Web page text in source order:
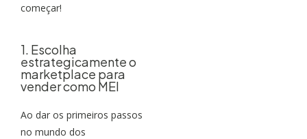
começar!
1. Escolha
estrategicamente o
marketplace para
vender como MEI
Ao dar os primeiros passos
no mundo dos